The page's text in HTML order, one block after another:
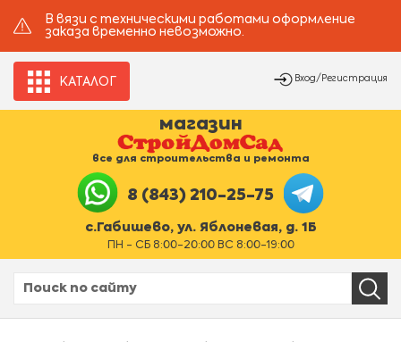
В вязи с техническими работами оформление
заказа временно невозможно.
КАТАЛОГ Вход/Регистрация
магазин
все для строительства и ремонта
8 (843) 210-25-75
с.Габишево, ул. Яблоневая, д. 1Б
ПН - СБ 8:00-20:00 ВС 8:00-19:00